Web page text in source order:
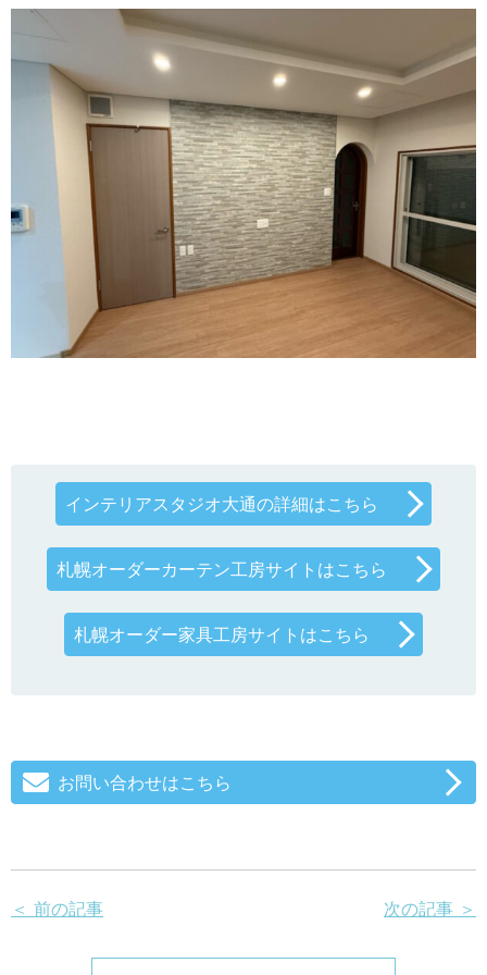
インテリアスタジオ大通の詳細はこちら
札幌オーダーカーテン工房サイトはこちら
札幌オーダー家具工房サイトはこちら
お問い合わせはこちら
＜ 前の記事 次の記事 ＞